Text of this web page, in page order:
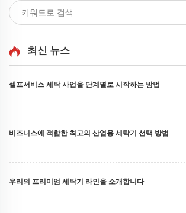
최신 뉴스
셀프서비스 세탁 사업을 단계별로 시작하는 방법
비즈니스에 적합한 최고의 산업용 세탁기 선택 방법
우리의 프리미엄 세탁기 라인을 소개합니다